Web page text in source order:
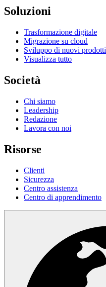
Soluzioni
Trasformazione digitale
Migrazione su cloud
Sviluppo di nuovi prodotti
Visualizza tutto
Società
Chi siamo
Leadership
Redazione
Lavora con noi
Risorse
Clienti
Sicurezza
Centro assistenza
Centro di apprendimento